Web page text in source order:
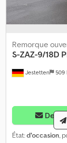
Jestetten 509
Remorque
S-ZAZ-9/18D
État:d'occasion,